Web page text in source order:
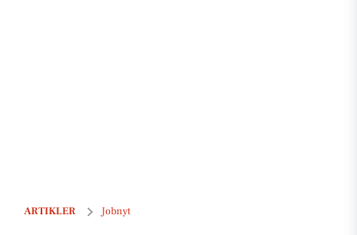
ARTIKLER Jobnyt
Kok søges til dynamisk køkkenteam med fokus på økologi og